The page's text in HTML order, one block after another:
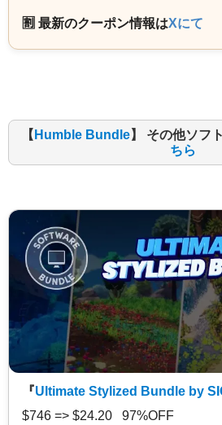
🈹 最新のクーポン情報はXにて
【 Humble Bundle】 その他ソフ
ちら
『Ultimate Stylized Bundle by
$746 => $24.20 97%OFF